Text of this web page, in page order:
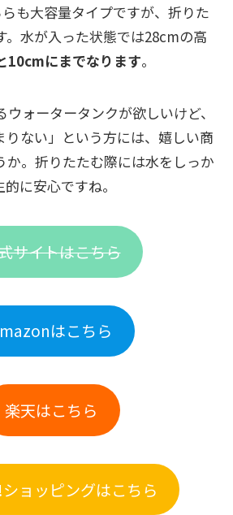
も大容量タイプですが、折りた
。水が入った状態では28cmの高
10cmにまでなります。
ウォータータンクが欲しいけど、
りない」という方には、嬉しい商
か。折りたたむ際には水をしっか
に安心ですね。
サイトはこちら
はこちら
楽天はこちら
ョッピングはこちら